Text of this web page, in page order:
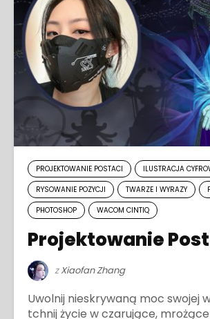
PROJEKTOWANIE POSTACI
ILUSTRACJA
RYSOWANIE POZYCJI
TWARZE I WYRAZY
PHOTOSHOP
WACOM CINTIQ
zXiaofan Zhang
Uwolnij nieskrywaną moc swojej
tchnij życie w czarujące,